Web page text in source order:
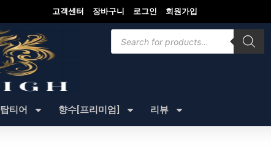
고객센터 장바구니 로그인 회원가입
search
탑티어 향수[프리미엄] 리뷰